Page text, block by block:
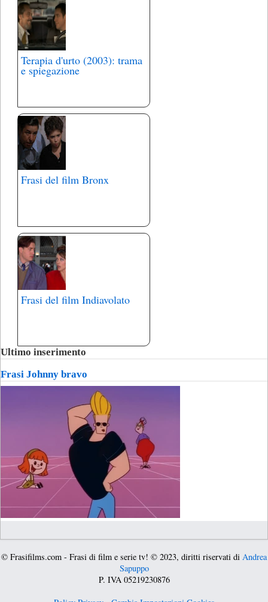
Terapia d'urto (2003): trama
e spiegazione
Frasi del film Bronx
Frasi del film Indiavolato
Ultimo inserimento
Frasi Johnny bravo
© Frasifilms.com - Frasi di film e serie tv! © 2023, diritti riservati di Andrea
Sapuppo
P. IVA 05219230876